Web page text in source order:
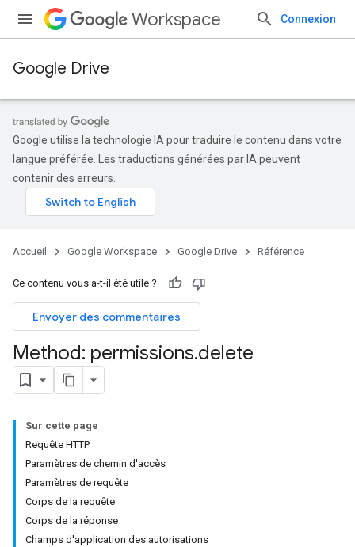
Workspace Connexion
Google Drive
Google utilise la technologie IA pour traduire le contenu dans votre
langue préférée. Les traductions générées par IA peuvent
contenir des erreurs.
Accueil Google Workspace Google Drive Référence
Ce contenu vous a-t-il été utile ?
Envoyer des commentaires
Method: permissions.delete
Sur cette page
Requête HTTP
Paramètres de chemin d'accès
Paramètres de requête
Corps de la requête
Corps de la réponse
Champs d'application des autorisations